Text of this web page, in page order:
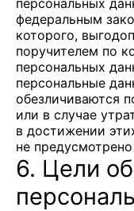
персональных
федеральным
которого,
поручителем по
персональных
персональные
обезличиваются
или в случае
в достижении
не
6. Цели